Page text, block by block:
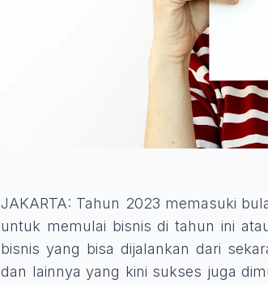
JAKARTA: Tahun 2023 memasuki
untuk memulai bisnis di tahun ini
bisnis yang bisa dijalankan dari
dan lainnya yang kini sukses juga